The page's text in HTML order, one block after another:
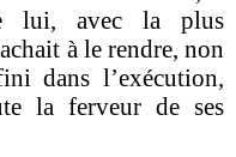
lui, avec la plus
à le rendre, non
dans l’exécution,
la ferveur de ses